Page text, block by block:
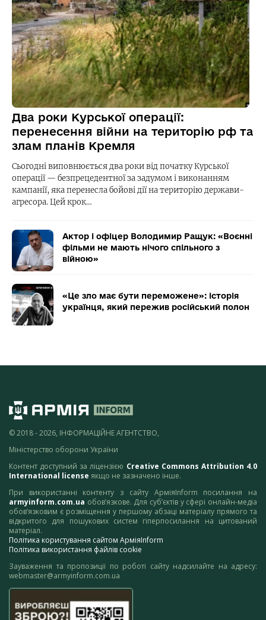
Два роки Курської операції:
перенесення війни на територію рф та
злам планів Кремля
Сьогодні виповнюється два роки від початку Курської
операції — безпрецедентної за задумом і виконанням
кампанії, яка перенесла бойові дії на територію держави-
агресора. Цей крок…
Актор і офіцер Володимир Ращук: «Воєнні
фільми не мають нічого спільного з
війною»
«Це зло має бути переможене»: історія
українця, який пережив російський полон
© 2018 - 2026, ІНФОРМАЦІЙНЕ АГЕНТСТВО,
Міністерство оборони України
Контент доступний за ліцензією Creative Commons Attribution 4.0
International license якщо не зазначено інше.
При використанні контенту з сайту АрміяInform посилання на
armyinform.com.ua обов’язкове. Для суб’єктів у сфері онлайн-медіа
обов’язковим є розміщення у першому абзаці матеріалу прямого та
відкритого для пошукових систем гіперпосилання на цитований
матеріал.
Політика користування сайтом АрміяInform
Політика використання файлів cookie
Зауваження та пропозиції по роботі сайту надсилайте на адресу:
webmaster@armyinform.com.ua